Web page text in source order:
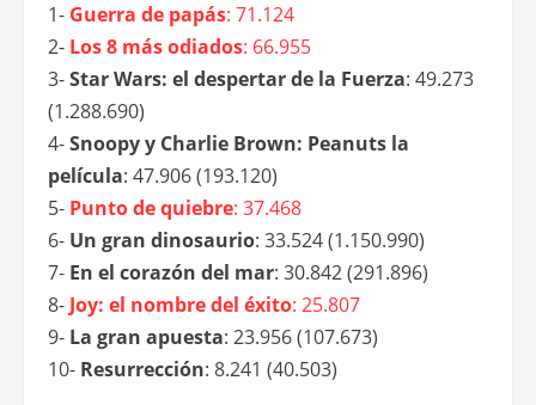
1- Guerra de papás: 71.124
2- Los 8 más odiados: 66.955
3-Star Wars: el despertar de la Fuerza: 49.273
(1.288.690)
4-Snoopy y Charlie Brown: Peanuts la
película: 47.906 (193.120)
5- Punto de quiebre: 37.468
6- Un gran dinosaurio: 33.524 (1.150.990)
7- En el corazón del mar: 30.842 (291.896)
8-Joy: el nombre del éxito: 25.807
9- La gran apuesta: 23.956 (107.673)
10- Resurrección: 8.241 (40.503)